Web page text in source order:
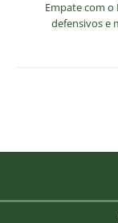
Empate com
defensivos e